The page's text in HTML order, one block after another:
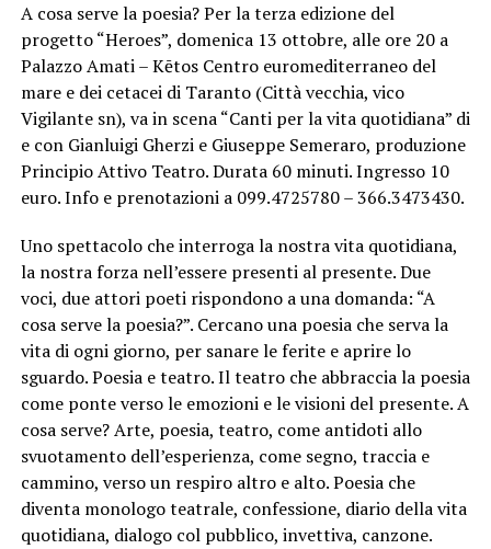
A cosa serve la poesia? Per la terza edizione del
progetto “Heroes”, domenica 13 ottobre, alle ore 20 a
Palazzo Amati – Kētos Centro euromediterraneo del
mare e dei cetacei di Taranto (Città vecchia, vico
Vigilante sn), va in scena “Canti per la vita quotidiana” di
e con Gianluigi Gherzi e Giuseppe Semeraro, produzione
Principio Attivo Teatro. Durata 60 minuti. Ingresso 10
euro. Info e prenotazioni a 099.4725780 – 366.3473430.
Uno spettacolo che interroga la nostra vita quotidiana,
la nostra forza nell’essere presenti al presente. Due
voci, due attori poeti rispondono a una domanda: “A
cosa serve la poesia?”. Cercano una poesia che serva la
vita di ogni giorno, per sanare le ferite e aprire lo
sguardo. Poesia e teatro. Il teatro che abbraccia la poesia
come ponte verso le emozioni e le visioni del presente. A
cosa serve? Arte, poesia, teatro, come antidoti allo
svuotamento dell’esperienza, come segno, traccia e
cammino, verso un respiro altro e alto. Poesia che
diventa monologo teatrale, confessione, diario della vita
quotidiana, dialogo col pubblico, invettiva, canzone.